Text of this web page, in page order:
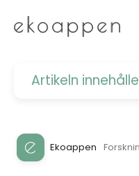
Artikeln
Ekoappen